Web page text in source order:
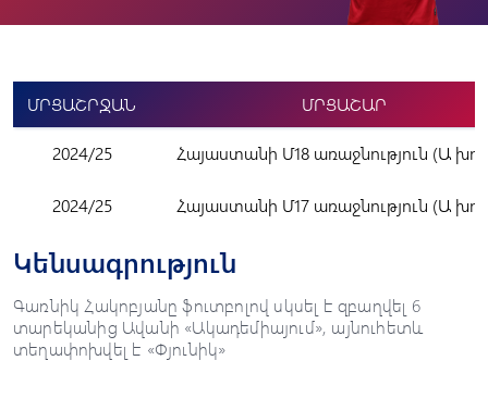
ՄՐՑԱՇՐՋԱՆ ՄՐՑԱՇԱՐ
2024/25 Հայաստանի Մ18 առաջնություն (Ա
2024/25 Հայաստանի Մ17 առաջնություն (Ա
Կենսագրություն
Գառնիկ Հակոբյանը ֆուտբոլով սկսել է զբաղվել 6
տարեկանից Ավանի «Ակադեմիայում», այնուհետև
տեղափոխվել է «Փյունիկ»